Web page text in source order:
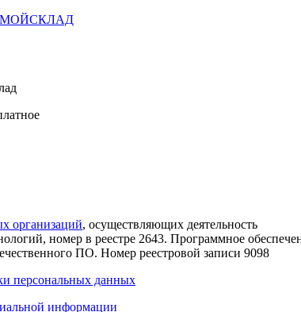
организаций, осуществляющих деятельность
номер в реестре 2643. Программное
ПО. Номер реестровой записи 9098
персональных данных
информации